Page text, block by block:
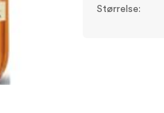
Størrelse: